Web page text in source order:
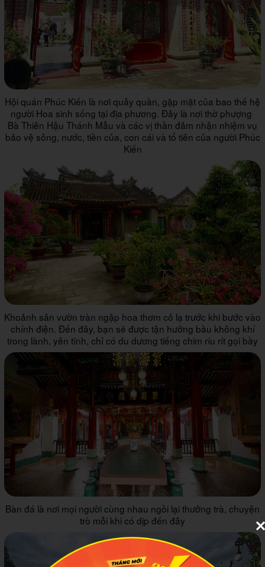
Hội quán Phúc Kiến là nơi quây quần, gặp mặt của bao thế hệ
người Hoa sinh sống tại địa phương. Đây là nơi thờ phượng
Bà Thiên Hậu Thánh Mẫu và các vị thần đảm nhận nhiệm vụ
bảo vệ sông, nước, tiền của, con cái và tổ tiên của người Phúc
Kiến
Khoảnh sân vườn tràn ngập hoa thơm cỏ lạ trước khi bước vào
chính điện. Đến đây, bạn sẽ được tận hưởng bầu không khí
trong lành, yên tĩnh, chỉ có du dương tiếng chim ríu rít gọi bầy
Bàn đá là nơi mọi người cùng nhau ngồi lại thưởng trà, chuyện
trò mỗi khi có dịp đến đây